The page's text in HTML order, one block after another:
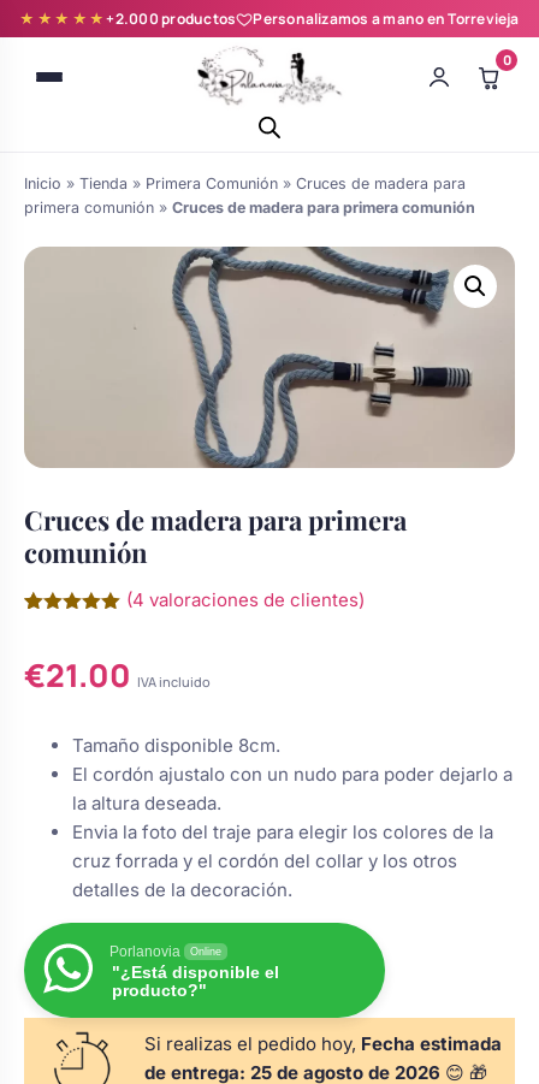
★★★★★+2.000 productos Personalizamos a mano en Torrevieja
0
novia y zapatillas
personalizadas
de flores
de novia
boda
de la arena
Árboles de Huellas para Primera
para niña
Chocolatinas Personalizadas para
Comuniones
Coronas y tocados de comunión
para niña
Cruces de madera para primera
comunión
Cuadros de comunión
personalizados para recuerdo
Juego dominó de madera
personalizado para comunión
Regalos para niña de comunión:
muñecas y joyas
Cuadros personalizados
Copas personalizadas
Calcetines personalizados
Gemelos Personalizados
Cúpula de cristal
Botellas decoradas
Grabados Láser en Madera
Grabado Láser en Metal
Ver todo
de Navidad
Inicio » Tienda » Primera Comunión » Cruces de madera para
primera comunión » Cruces de madera para primera comunión
Cruces de madera para primera
comunión
de 5 en
base a
(4 valoraciones de clientes)
€21.00 IVA incluido
Tamaño disponible 8cm.
El cordón ajustalo con un nudo para poder dejarlo a
la altura deseada.
Envia la foto del traje para elegir los colores de la
cruz forrada y el cordón del collar y los otros
detalles de la decoración.
Porlanovia Online
"¿Está disponible el
producto?"
Si realizas el pedido hoy, Fecha estimada
de entrega: 25 de agosto de 2026 😊 🎁